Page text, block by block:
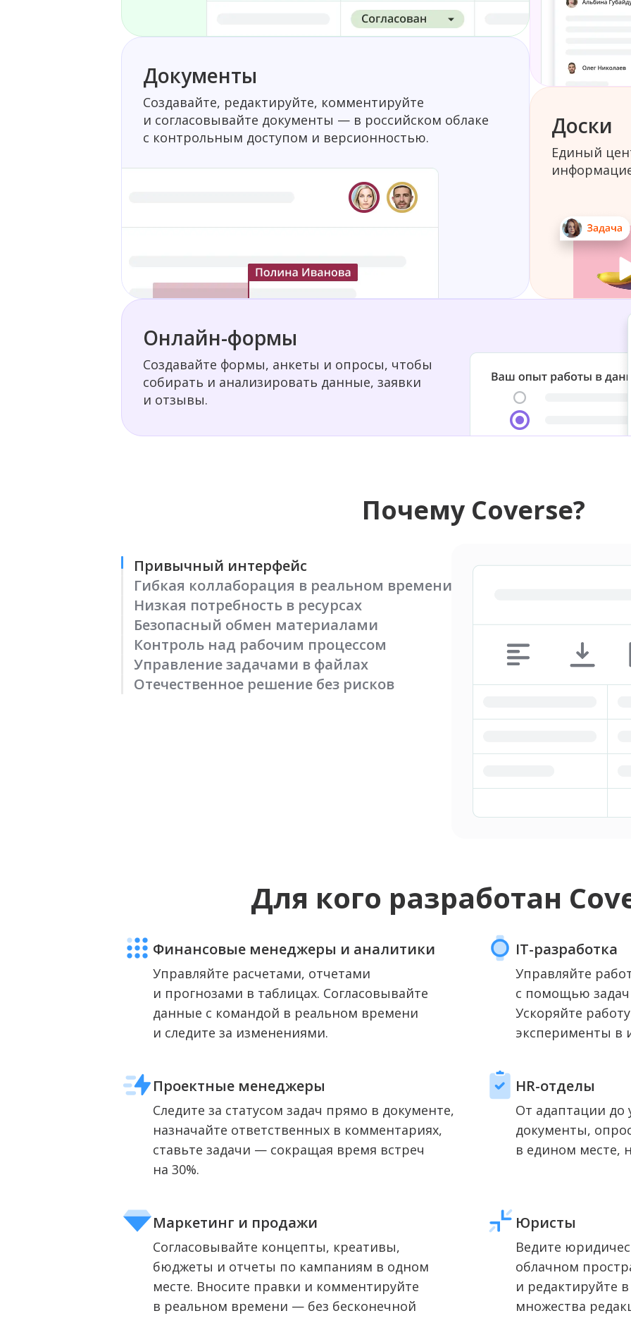
Документы
Создавайте, редактируйте, комментируйте
и согласовывайте документы — в российском облаке
с контрольным доступом и версионностью.
Доски
Единый
Онлайн-формы
Создавайте формы, анкеты и опросы, чтобы
собирать и анализировать данные, заявки
и отзывы.
Почему Coverse?
Привычный интерфейс
Гибкая коллаборация в реальном времени
Низкая потребность в ресурсах
Безопасный обмен материалами
Контроль над рабочим процессом
Управление задачами в файлах
Отечественное решение без рисков
Для кого разработан
Финансовые менеджеры и аналитики
Управляйте расчетами, отчетами
и прогнозами в таблицах. Согласовывайте
данные с командой в реальном времени
и следите за изменениями.
IT-разработка
Управляйте
с помощью
Ускоряйте
эксперименты в
Проектные менеджеры
Следите за статусом задач прямо в документе,
назначайте ответственных в комментариях,
ставьте задачи — сокращая время встреч
на 30%.
HR-отделы
От адаптации до
документы,
в едином месте,
Маркетинг и продажи
Согласовывайте концепты, креативы,
бюджеты и отчеты по кампаниям в одном
месте. Вносите правки и комментируйте
в реальном времени — без бесконечной
Юристы
Ведите
облачном
и редактируйте
множества